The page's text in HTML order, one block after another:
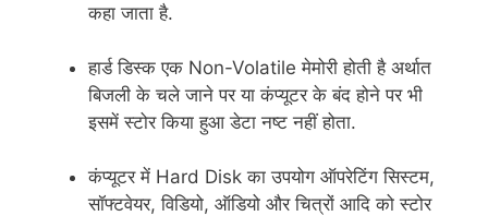
कहा जाता है.
हार्ड डिस्क एक Non-Volatile मेमोरी होती है अर्थात
बिजली के चले जाने पर या कंप्यूटर के बंद होने पर भी
इसमें स्टोर किया हुआ डेटा नष्ट नहीं होता.
कंप्यूटर में Hard Disk का उपयोग ऑपरेटिंग सिस्टम,
सॉफ्टवेयर, विडियो, ऑडियो और चित्रों आदि को स्टोर